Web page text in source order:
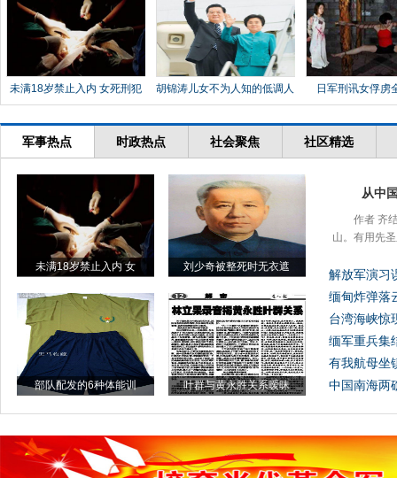
未满18岁禁止入内 女死刑犯 胡锦涛儿女不为人知的低调人 日军刑讯女俘虏